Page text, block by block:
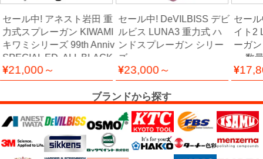
フ
ィ
ル
ム
用
資
セール中! アネスト岩田 重
力式スプレーガン KIWAMI
キワミシリーズ 99th Anniv
SPECIAL ED. ALL BLACK
DESIGN
21,000～
セール中! DeVILBISS デビ
ルビス LUNA3 重力式 ハ
ンドスプレーガン シリー
ズ
23,000～
セー
イト2
ーガ
ー 数
ブランドから探す